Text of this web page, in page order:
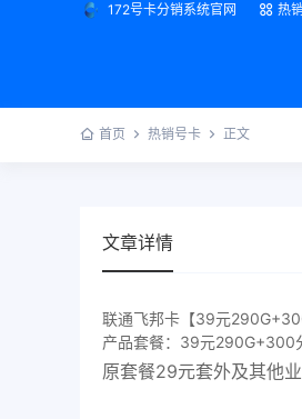
172号卡分销系统官网 热
首页 热销号卡 正文
文章详情
联通飞邦卡【39元
产品套餐：39元290G+300
原套餐29元套外及其他